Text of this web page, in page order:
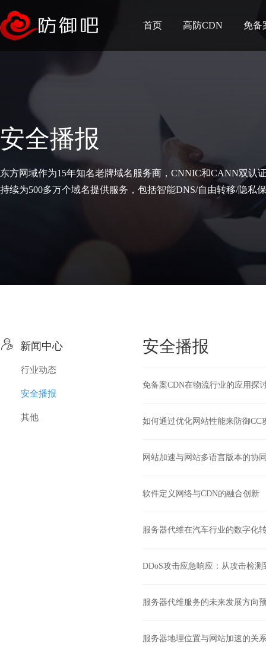
首页 高防CDN 免备
安全播报
东方网域作为15年知名老牌域名服务商，CNNIC和CANN双认
持续为500多万个域名提供服务，包括智能DNS/自由转移/隐私
 新闻中心
行业动态
安全播报
其他
安全播报
免备案CDN在物流行业的应用探
如何通过优化网站性能来防御CC
网站加速与网站多语言版本的协
软件定义网络与CDN的融合创新
服务器代维在汽车行业的数字化
DDoS攻击应急响应：从攻击检
服务器代维服务的未来发展方向
服务器地理位置与网站加速的关